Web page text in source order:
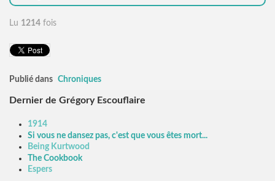
Lu 1214 fois
Publié dans Chroniques
Dernier de Grégory Escouflaire
1914
Si vous ne dansez pas, c'est que vous êtes mort...
Being Kurtwood
The Cookbook
Espers